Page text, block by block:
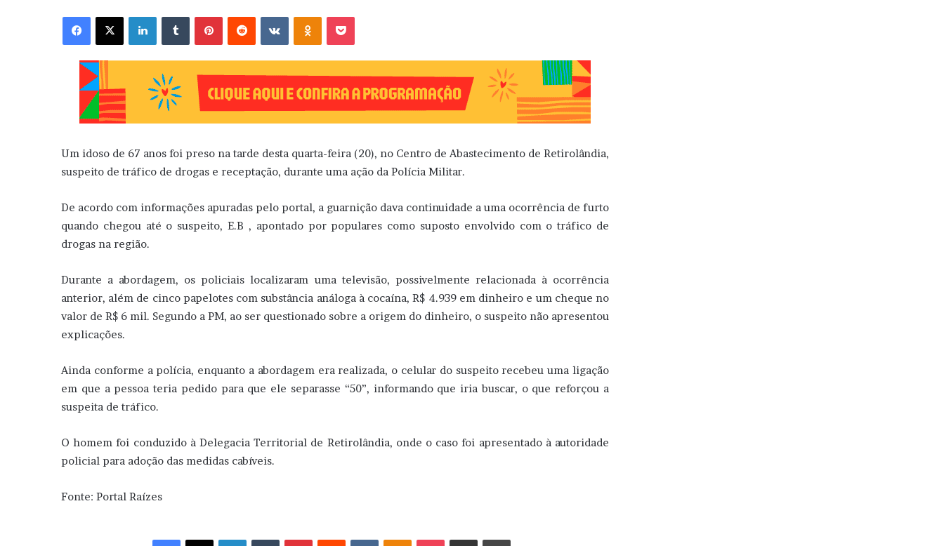
Facebook X Linkedin VK OK
Um idoso de 67 anos foi preso na tarde desta quarta-feira (20), no Centro de Abastecimento de Retirolândia,
suspeito de tráfico de drogas e receptação, durante uma ação da Polícia Militar.
De acordo com informações apuradas pelo portal, a guarnição dava continuidade a uma ocorrência de furto
quando chegou até o suspeito, E.B , apontado por populares como suposto envolvido com o tráfico de
drogas na região.
Durante a abordagem, os policiais localizaram uma televisão, possivelmente relacionada à ocorrência
anterior, além de cinco papelotes com substância análoga à cocaína, R$ 4.939 em dinheiro e um cheque no
valor de R$ 6 mil. Segundo a PM, ao ser questionado sobre a origem do dinheiro, o suspeito não apresentou
explicações.
Ainda conforme a polícia, enquanto a abordagem era realizada, o celular do suspeito recebeu uma ligação
em que a pessoa teria pedido para que ele separasse “50”, informando que iria buscar, o que reforçou a
suspeita de tráfico.
O homem foi conduzido à Delegacia Territorial de Retirolândia, onde o caso foi apresentado à autoridade
policial para adoção das medidas cabíveis.
Fonte: Portal Raízes
Facebook X Linkedin VK OK